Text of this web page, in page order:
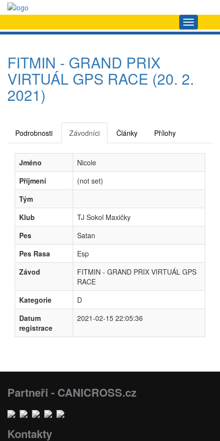
Navigace
FITMIN - GRAND PRIX
VIRTUÁL GPS RACE (20. 2.
2021)
Podrobnosti Závodníci Články Přílohy
Jméno
Nicole
Příjmení
(not set)
Tým
Klub
TJ Sokol Maxičky
Pes
Satan
Pes Rasa
Esp
Závod
FITMIN - GRAND PRIX VIRTUÁL GPS
RACE
Kategorie
D
Datum
registrace
2021-02-15 22:05:36
Partneři - CANICROSS.cz
Kontakty